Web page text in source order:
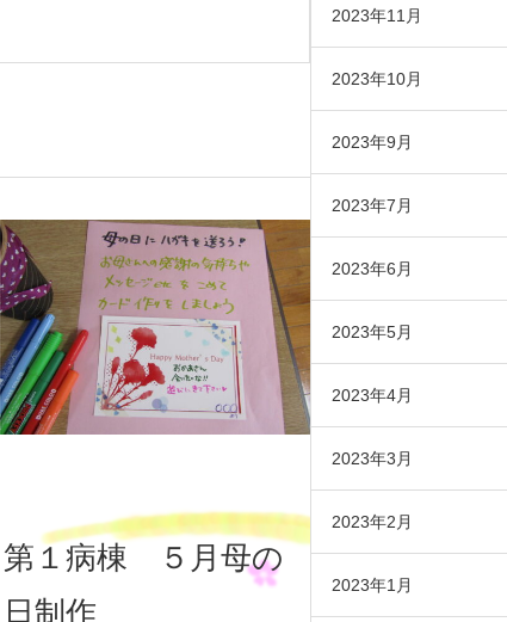
第１病棟 ５月母の
日制作
2023年11月
2023年10月
2023年9月
2023年7月
2023年6月
2023年5月
2023年4月
2023年3月
2023年2月
2023年1月